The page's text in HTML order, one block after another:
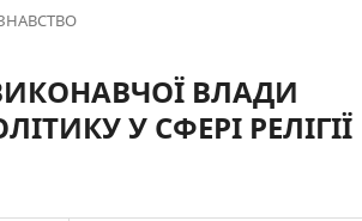
ВЛАДИ
У СФЕРІ РЕЛІГІЇ